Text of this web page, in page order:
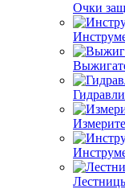
Очки